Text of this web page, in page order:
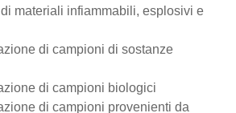
materiali infiammabili, esplosivi e
di campioni di sostanze
di campioni biologici
di campioni provenienti da